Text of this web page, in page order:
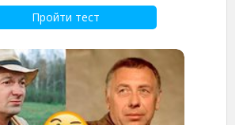
Пройти тест